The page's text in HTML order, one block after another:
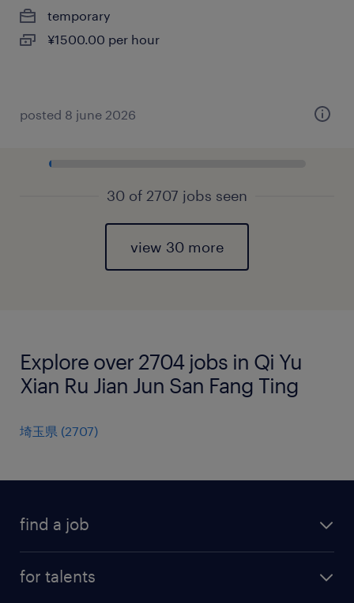
temporary
¥1500.00 per hour
posted 8 june 2026
30 of 2707 jobs seen
view 30 more
Explore over 2704 jobs in Qi Yu
Xian Ru Jian Jun San Fang Ting
埼玉県 (2707)
find a job
for talents